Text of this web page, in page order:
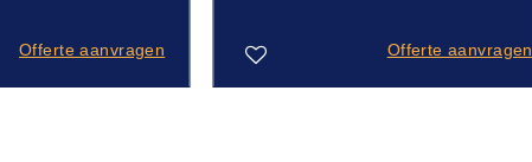
Offerte aanvragen Offerte aanvragen